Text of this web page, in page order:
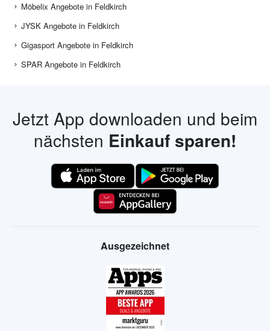
Möbelix Angebote in Feldkirch
JYSK Angebote in Feldkirch
Gigasport Angebote in Feldkirch
SPAR Angebote in Feldkirch
Jetzt App downloaden und beim
nächsten Einkauf sparen!
Ausgezeichnet